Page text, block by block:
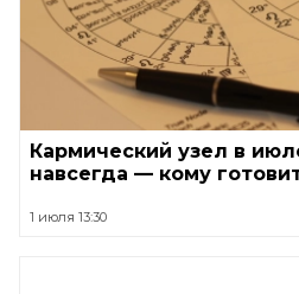
Кармический узел в
навсегда — кому
1 июля 13:30